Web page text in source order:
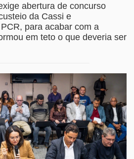
abertura de concurso
da Cassi e
para acabar com a
em teto o que deveria ser